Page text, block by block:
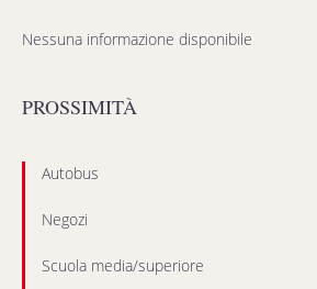
Nessuna informazione disponibile
PROSSIMITÀ
Autobus
Negozi
Scuola media/superiore